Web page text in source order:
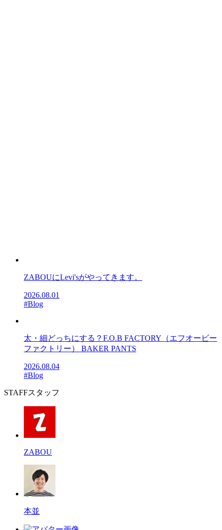
ZABOUにLevi'sがやってきます。
2026.08.01
#Blog
太・細どっちにする？F.O.B FACTORY（エフオービー
ファクトリー） BAKER PANTS
2026.08.04
#Blog
STAFFスタッフ
ZABOU
本並